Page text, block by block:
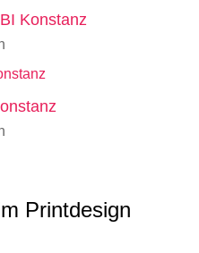
Konstanz
Printdesign